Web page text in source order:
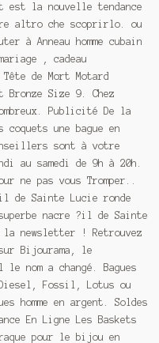
est la nouvelle tendance
altro che scoprirlo. ou
à Anneau homme cubain
, cadeau
Tête de Mort Motard
Bronze Size 9. Chez
Publicité De la
coquets une bague en
sont à votre
au samedi de 9h à 20h.
ne pas vous Tromper..
de Sainte Lucie ronde
nacre ?il de Sainte
newsletter ! Retrouvez
Bijourama, le
nom a changé. Bagues
Fossil, Lotus ou
homme en argent. Soldes
En Ligne Les Baskets
pour le bijou en